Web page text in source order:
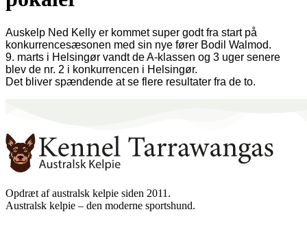
Auskelp Ned Kelly er kommet super godt fra start på
konkurrencesæsonen med sin nye fører Bodil Walmod.
9. marts i Helsingør vandt de A-klassen og 3 uger senere
blev de nr. 2 i konkurrencen i Helsingør.
Det bliver spændende at se flere resultater fra de to.
Opdræt af australsk kelpie siden 2011.
Australsk kelpie – den moderne sportshund.